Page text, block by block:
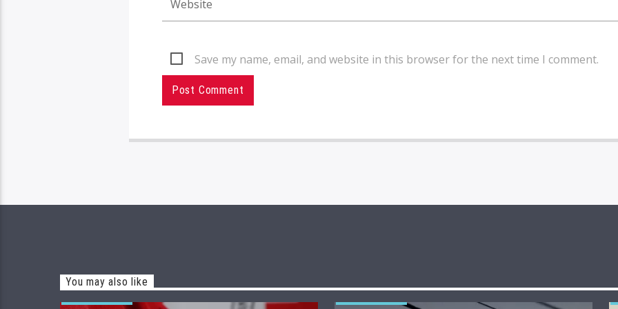
Save my name, email, and website in this browser for the next time I comment.
You may also like